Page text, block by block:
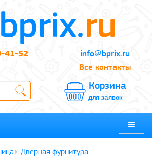
41-52
info@bprix.ru
Все контакты
Корзина
для заявок
Дверная фурнитура